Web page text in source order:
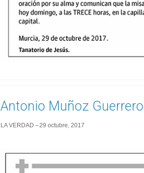
Antonio Muñoz Guerrero
LA VERDAD 29 octubre, 2017